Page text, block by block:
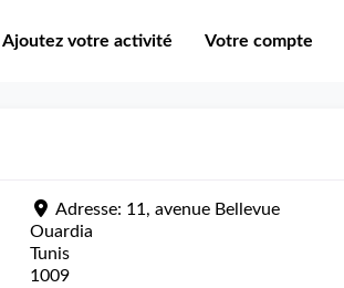
Ajoutez votre activité Votre compte
Adresse: 11, avenue Bellevue
Ouardia
Tunis
1009